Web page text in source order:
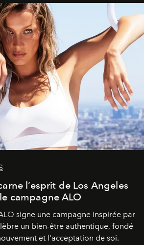
l’esprit de Los Angeles
campagne ALO
signe une campagne inspirée par
un bien-être authentique, fondé
et l'acceptation de soi.